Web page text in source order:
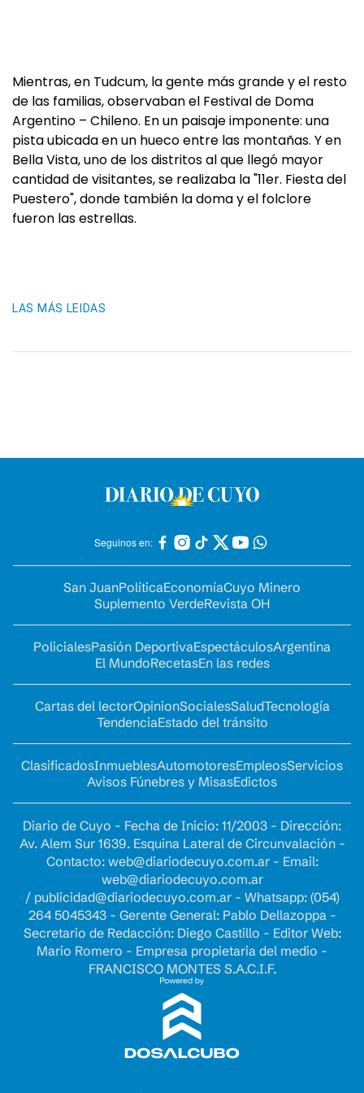
Mientras, en Tudcum, la gente más grande y el resto
de las familias, observaban el Festival de Doma
Argentino – Chileno. En un paisaje imponente: una
pista ubicada en un hueco entre las montañas. Y en
Bella Vista, uno de los distritos al que llegó mayor
cantidad de visitantes, se realizaba la "11er. Fiesta del
Puestero", donde también la doma y el folclore
fueron las estrellas.
LAS MÁS LEIDAS
Seguinos en:
San JuanPolíticaEconomíaCuyo Minero
Suplemento VerdeRevista OH
PolicialesPasión DeportivaEspectáculosArgentina
El MundoRecetasEn las redes
Cartas del lectorOpinionSocialesSaludTecnología
TendenciaEstado del tránsito
ClasificadosInmueblesAutomotoresEmpleosServicios
Avisos Fúnebres y MisasEdictos
Diario de Cuyo - Fecha de Inicio: 11/2003 - Dirección:
Av. Alem Sur 1639. Esquina Lateral de Circunvalación -
Contacto: web@diariodecuyo.com.ar- Email:
web@diariodecuyo.com.ar
/ publicidad@diariodecuyo.com.ar- Whatsapp: (054)
264 5045343 - Gerente General: Pablo Dellazoppa -
Secretario de Redacción: Diego Castillo - Editor Web:
Mario Romero - Empresa propietaria del medio -
FRANCISCO MONTES S.A.C.I.F.